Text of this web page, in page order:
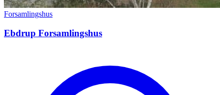
Forsamlingshus
Ebdrup Forsamlingshus